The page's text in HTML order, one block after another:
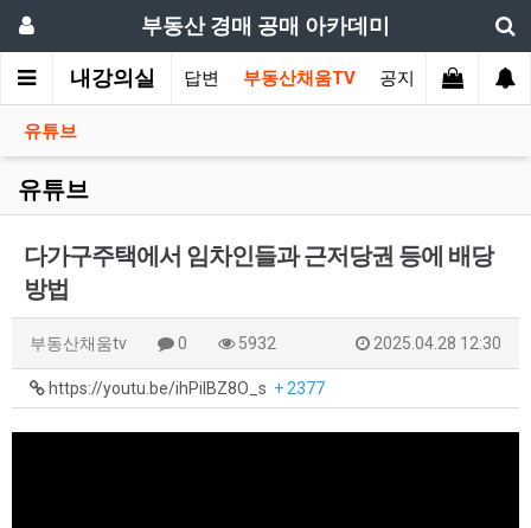
부동산 경매 공매 아카데미
내강의실
상담 부동산 질의와 답변 부동산채움TV 공지사항
유튜브
유튜브
다가구주택에서 임차인들과 근저당권 등에 배당
방법
부동산채움tv 0 5932 2025.04.28 12:30
https://youtu.be/ihPilBZ8O_s + 2377